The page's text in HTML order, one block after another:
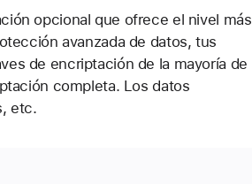
opcional que ofrece el nivel más
avanzada de datos, tus
de encriptación de la mayoría de
completa. Los datos
etc.